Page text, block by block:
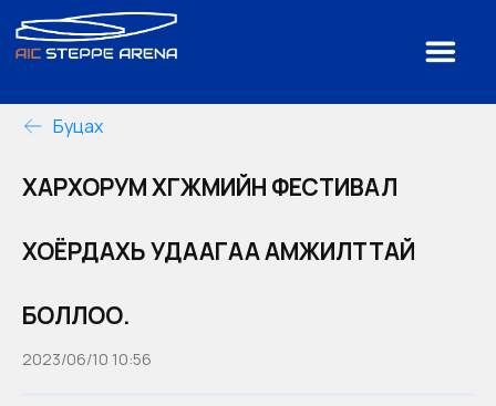
Буцах
ХАРХОРУМ ХӨГЖМИЙН ФЕСТИВАЛ
ХОЁРДАХЬ УДААГАА АМЖИЛТТАЙ
БОЛЛОО.
2023/06/10 10:56